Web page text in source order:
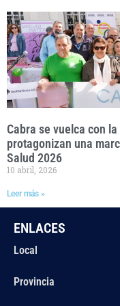
Cabra se vuelca con
protagonizan una
Salud 2026
10 abril, 2026
Leer más »
ENLACES
Local
Provincia